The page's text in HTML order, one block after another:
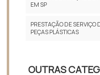
EM SP
PRESTAÇÃO DE SERVIÇO
PEÇAS PLÁSTICAS
OUTRAS